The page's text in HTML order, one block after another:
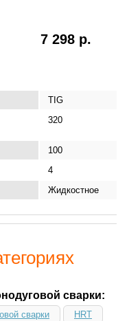
7 298 р.
TIG
320
100
4
Жидкостное
сварки:
сварки HRT